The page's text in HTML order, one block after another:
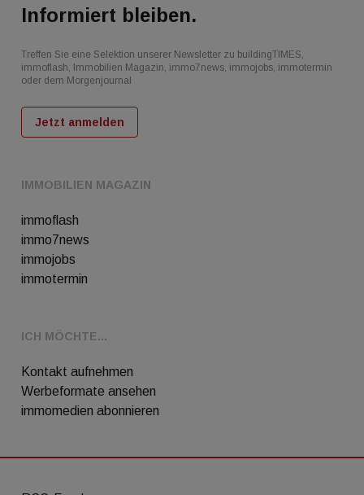
IMMOBILIEN MAGAZIN
immoflash
immo7news
immojobs
immotermin
ICH MÖCHTE...
Kontakt aufnehmen
Werbeformate ansehen
immomedien abonnieren
Informiert bleiben.
Treffen Sie eine Selektion unserer Newsletter zu buildingTIMES,
immoflash, Immobilien Magazin, immo7news, immojobs, immotermin
oder dem Morgenjournal
Jetzt anmelden